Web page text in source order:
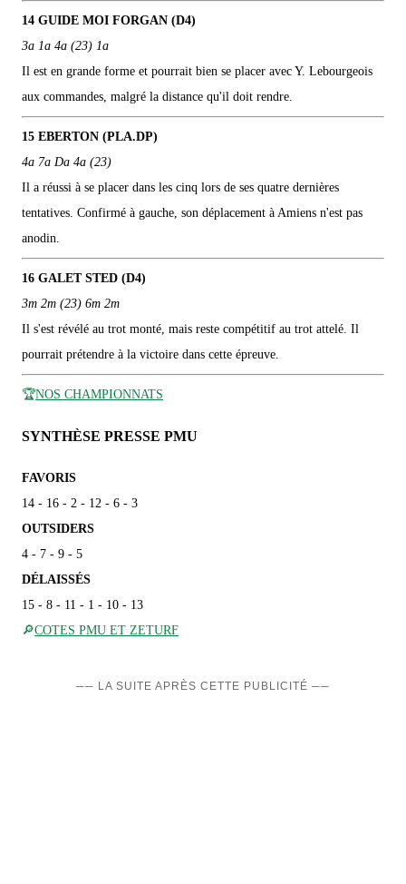
14 GUIDE MOI FORGAN (D4)
3a 1a 4a (23) 1a
Il est en grande forme et pourrait bien se placer avec Y. Lebourgeois
aux commandes, malgré la distance qu'il doit rendre.
15 EBERTON (PLA.DP)
4a 7a Da 4a (23)
Il a réussi à se placer dans les cinq lors de ses quatre dernières
tentatives. Confirmé à gauche, son déplacement à Amiens n'est pas
anodin.
16 GALET STED (D4)
3m 2m (23) 6m 2m
Il s'est révélé au trot monté, mais reste compétitif au trot attelé. Il
pourrait prétendre à la victoire dans cette épreuve.
🏆NOS CHAMPIONNATS
SYNTHÈSE PRESSE PMU
FAVORIS
14 - 16 - 2 - 12 - 6 - 3
OUTSIDERS
4 - 7 - 9 - 5
DÉLAISSÉS
15 - 8 - 11 - 1 - 10 - 13
🔎COTES PMU ET ZETURF
── LA SUITE APRÈS CETTE PUBLICITÉ ──